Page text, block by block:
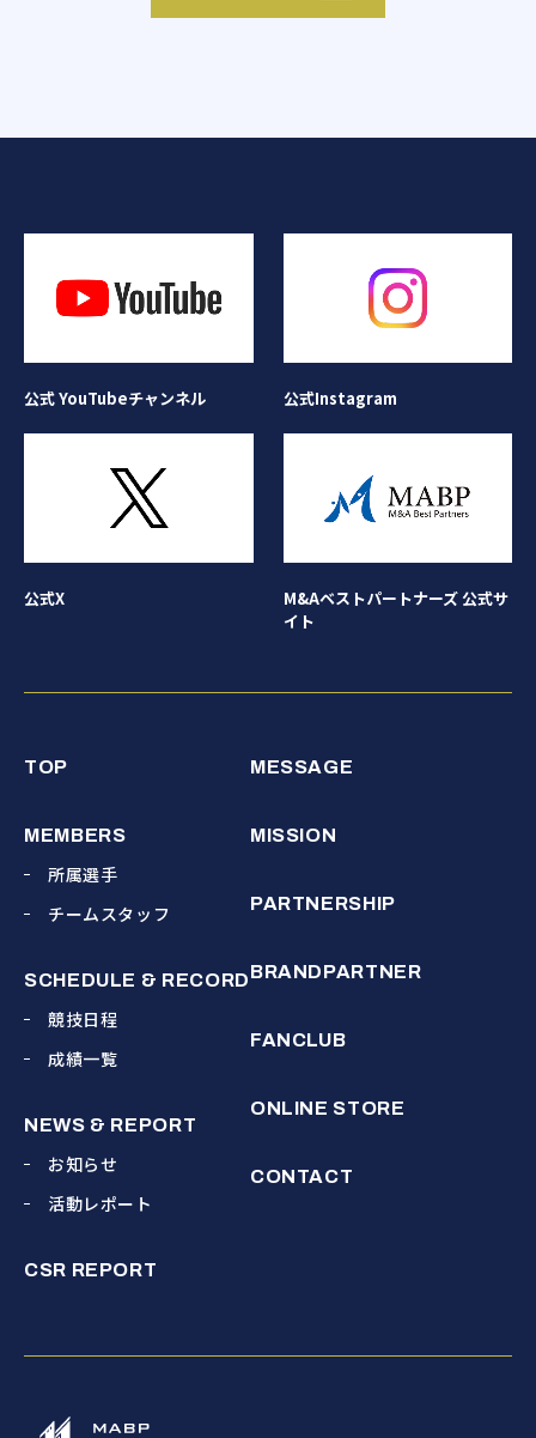
公式 YouTubeチャンネル 公式Instagram
公式X
M&Aベストパートナーズ 公式サ
イト
TOP
MEMBERS
所属選手
チームスタッフ
SCHEDULE & RECORD
競技日程
成績一覧
NEWS & REPORT
お知らせ
活動レポート
CSR REPORT
MESSAGE
MISSION
PARTNERSHIP
BRANDPARTNER
FANCLUB
ONLINE STORE
CONTACT